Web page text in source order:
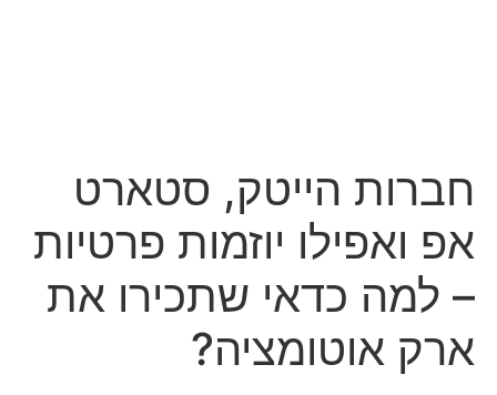
חברות הייטק, סטארט
אפ ואפילו יוזמות פרטיות
– למה כדאי שתכירו את
ארק אוטומציה?